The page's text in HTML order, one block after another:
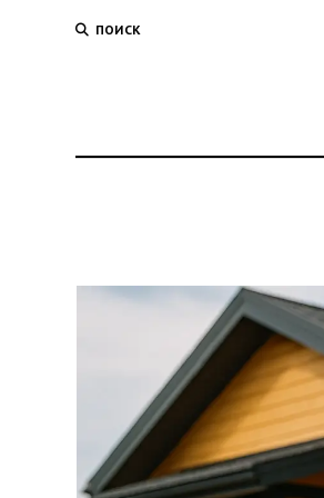
ПОИСК